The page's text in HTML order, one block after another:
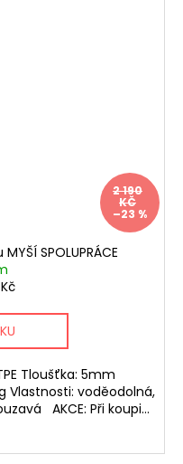
2 190
KČ
–23 %
SPOLUPRÁCE
Tloušťka: 5mm
Vlastnosti: voděodolná,
AKCE: Při koupi...